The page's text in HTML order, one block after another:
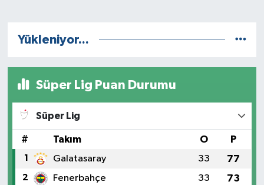
Yükleniyor...
Süper Lig Puan Durumu
Süper Lig
# Takım O P
1 Galatasaray 33 77
2 Fenerbahçe 33 73